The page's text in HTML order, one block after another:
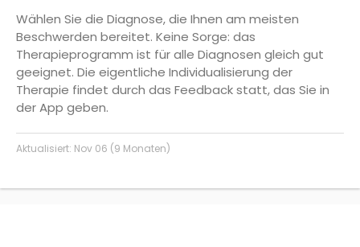
Wählen Sie die Diagnose, die Ihnen am meisten
Beschwerden bereitet. Keine Sorge: das
Therapieprogramm ist für alle Diagnosen gleich gut
geeignet. Die eigentliche Individualisierung der
Therapie findet durch das Feedback statt, das Sie in
der App geben.
Aktualisiert: Nov 06 (9 Monaten)